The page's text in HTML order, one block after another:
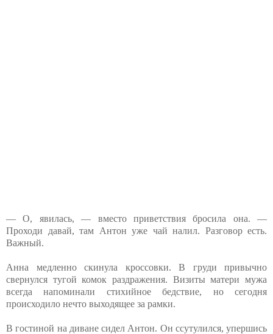
— О, явилась, — вместо приветствия бросила она. —
Проходи давай, там Антон уже чай налил. Разговор есть.
Важный.
Анна медленно скинула кроссовки. В груди привычно
свернулся тугой комок раздражения. Визиты матери мужа
всегда напоминали стихийное бедствие, но сегодня
происходило нечто выходящее за рамки.
В гостиной на диване сидел Антон. Он ссутулился, упершись